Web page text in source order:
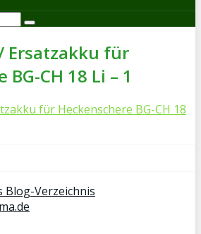
Ersatzakku für
CH 18 Li – 1